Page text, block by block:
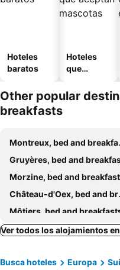
Hoteles
baratos
Hoteles
que
mascotas
Other popular
breakfasts
Montreux, bed and breakfasts
Gruyères, bed and
Morzine, bed and
Château-d'Oex, bed and breakfasts
Môtiers, bed and
Métabief, bed and
Crissier, bed and
Ver todos los alojamientos
Busca hoteles Europa